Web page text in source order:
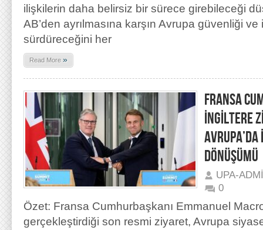
ilişkilerin daha belirsiz bir sürece girebileceği
AB’den ayrılmasına karşın Avrupa güvenliği ve
sürdüreceğini her
Read More »
FRANSA
İNGİLTERE
DÖNÜŞÜMÜ
UPA-
0
Özet: Fransa Cumhurbaşkanı Emmanuel
gerçekleştirdiği son resmi ziyaret, Avrupa